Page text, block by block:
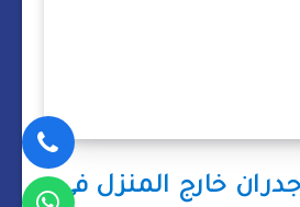
خارج المنزل في